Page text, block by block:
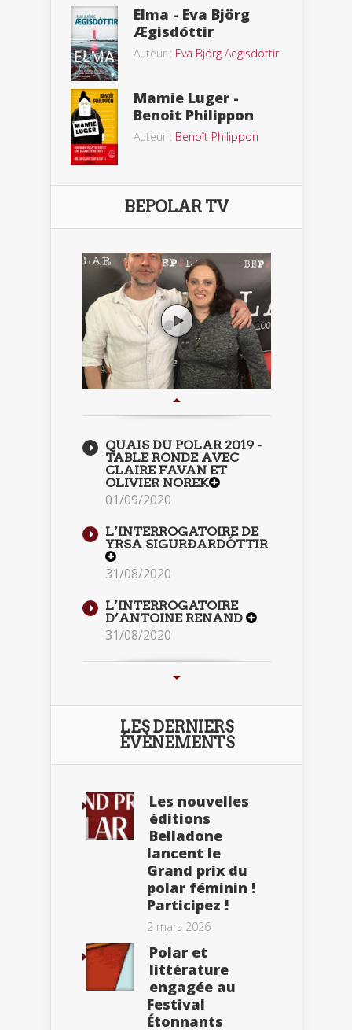
Elma - Eva Björg
Ægisdóttir
Auteur : Eva Björg Aegisdottir
Mamie Luger -
Benoit Philippon
Auteur : Benoît Philippon
BEPOLAR TV
QUAIS DU POLAR 2019 -
TABLE RONDE AVEC
CLAIRE FAVAN ET
OLIVIER NOREK
01/09/2020
L’INTERROGATOIRE DE
YRSA SIGURÐARDÓTTIR
31/08/2020
L’INTERROGATOIRE
D’ANTOINE RENAND
31/08/2020
LES DERNIERS
ÉVÈNEMENTS
Les nouvelles
éditions
Belladone
lancent le
Grand prix du
polar féminin !
Participez !
2 mars 2026
Polar et
littérature
engagée au
Festival
Étonnants